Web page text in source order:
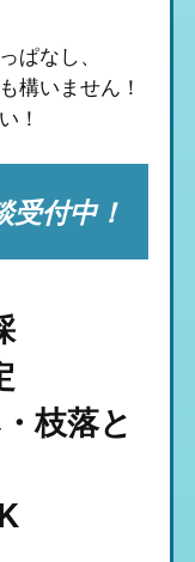
ぱなし、
構いません！
！
受付中！
枝落と